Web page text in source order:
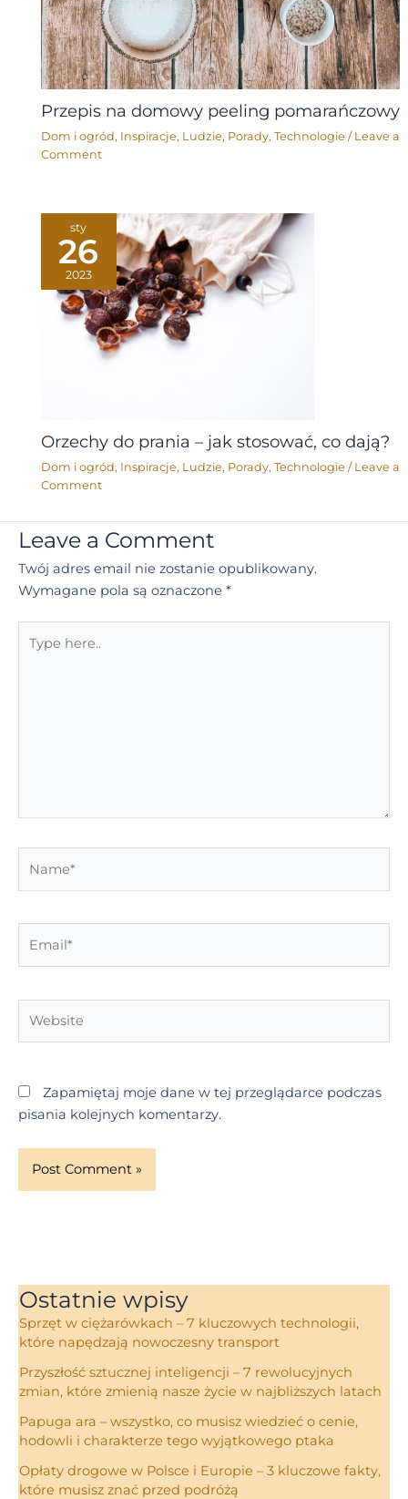
Przepis na domowy peeling pomarańczowy
Dom i ogród, Inspiracje, Ludzie, Porady, Technologie / Leave a
Comment
sty
26
2023
Orzechy do prania – jak stosować, co dają?
Dom i ogród, Inspiracje, Ludzie, Porady, Technologie / Leave a
Comment
Leave a Comment
Twój adres email nie zostanie opublikowany.
Wymagane pola są oznaczone *
here..
Zapamiętaj moje dane w tej przeglądarce podczas
pisania kolejnych komentarzy.
Ostatnie wpisy
Sprzęt w ciężarówkach – 7 kluczowych technologii,
które napędzają nowoczesny transport
Przyszłość sztucznej inteligencji – 7 rewolucyjnych
zmian, które zmienią nasze życie w najbliższych latach
Papuga ara – wszystko, co musisz wiedzieć o cenie,
hodowli i charakterze tego wyjątkowego ptaka
Opłaty drogowe w Polsce i Europie – 3 kluczowe fakty,
które musisz znać przed podróżą